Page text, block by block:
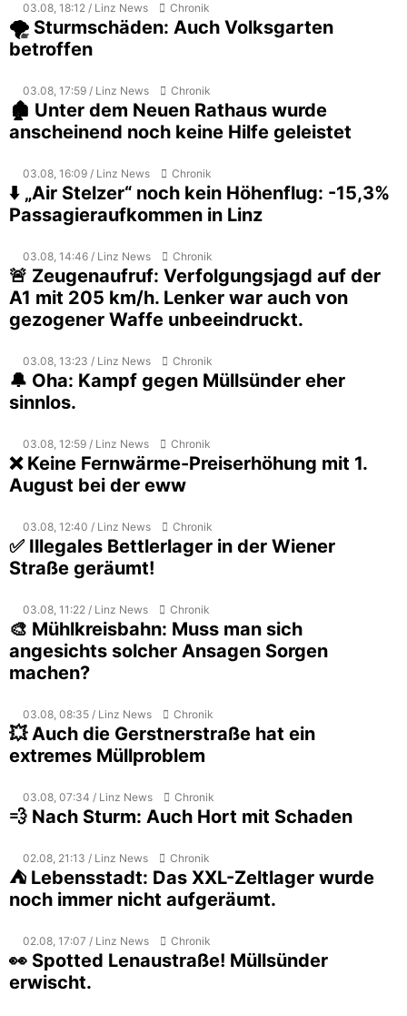
03.08, 18:12 / Linz News Chronik
🌪️ Sturmschäden: Auch Volksgarten
betroffen
03.08, 17:59 / Linz News Chronik
🏚️ Unter dem Neuen Rathaus wurde
anscheinend noch keine Hilfe geleistet
03.08, 16:09 / Linz News Chronik
⬇️ „Air Stelzer“ noch kein Höhenflug: -15,3%
Passagieraufkommen in Linz
03.08, 14:46 / Linz News Chronik
🚨 Zeugenaufruf: Verfolgungsjagd auf der
A1 mit 205 km/h. Lenker war auch von
gezogener Waffe unbeeindruckt.
03.08, 13:23 / Linz News Chronik
🔔 Oha: Kampf gegen Müllsünder eher
sinnlos.
03.08, 12:59 / Linz News Chronik
❌ Keine Fernwärme-Preiserhöhung mit 1.
August bei der eww
03.08, 12:40 / Linz News Chronik
✅ Illegales Bettlerlager in der Wiener
Straße geräumt!
03.08, 11:22 / Linz News Chronik
🎨 Mühlkreisbahn: Muss man sich
angesichts solcher Ansagen Sorgen
machen?
03.08, 08:35 / Linz News Chronik
💥 Auch die Gerstnerstraße hat ein
extremes Müllproblem
03.08, 07:34 / Linz News Chronik
💨 Nach Sturm: Auch Hort mit Schaden
02.08, 21:13 / Linz News Chronik
⛺ Lebensstadt: Das XXL-Zeltlager wurde
noch immer nicht aufgeräumt.
02.08, 17:07 / Linz News Chronik
👀 Spotted Lenaustraße! Müllsünder
erwischt.